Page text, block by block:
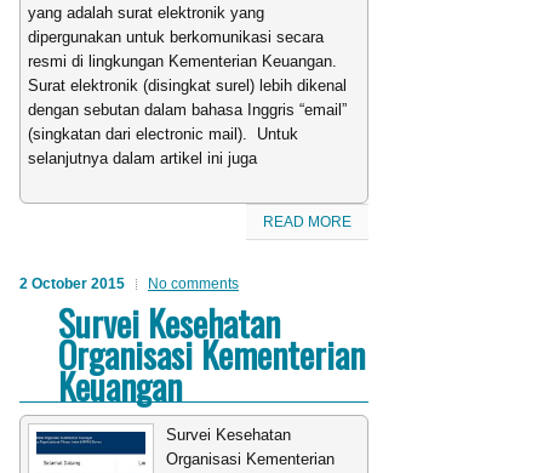
yang adalah surat elektronik yang
dipergunakan untuk berkomunikasi secara
resmi di lingkungan Kementerian Keuangan.
Surat elektronik (disingkat surel) lebih dikenal
dengan sebutan dalam bahasa Inggris “email”
(singkatan dari electronic mail). Untuk
selanjutnya dalam artikel ini juga
READ MORE
2 October 2015 No comments
Survei Kesehatan
Organisasi Kementerian
Keuangan
Survei Kesehatan
Organisasi Kementerian